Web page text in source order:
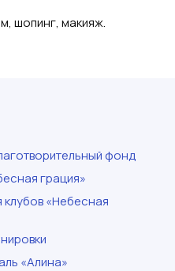
шопинг, макияж.
фонд
грация»
«Небесная
«Алина»